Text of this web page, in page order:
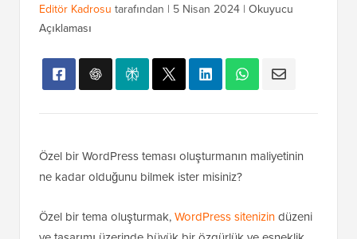
Editör Kadrosu tarafından | 5 Nisan 2024 | Okuyucu
Açıklaması
Özel bir WordPress teması oluşturmanın maliyetinin
ne kadar olduğunu bilmek ister misiniz?
Özel bir tema oluşturmak,WordPress sitenizindüzeni